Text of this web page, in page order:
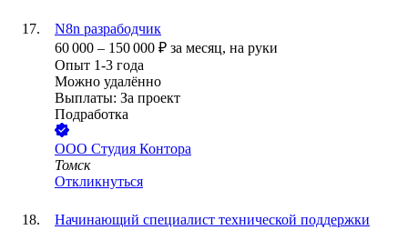
N8n разрабодчик
60 000 – 150 000 ₽ за месяц, на руки
Опыт 1-3 года
Можно удалённо
Выплаты: За проект
Подработка
ООО Студия Контора
Томск
Откликнуться
Начинающий специалист технической поддержки